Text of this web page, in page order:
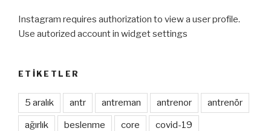
Instagram requires authorization to view a user profile.
Use autorized account in widget settings
ETIKETLER
5 aralık antr antreman antrenor antrenör
ağırlık beslenme core covid-19